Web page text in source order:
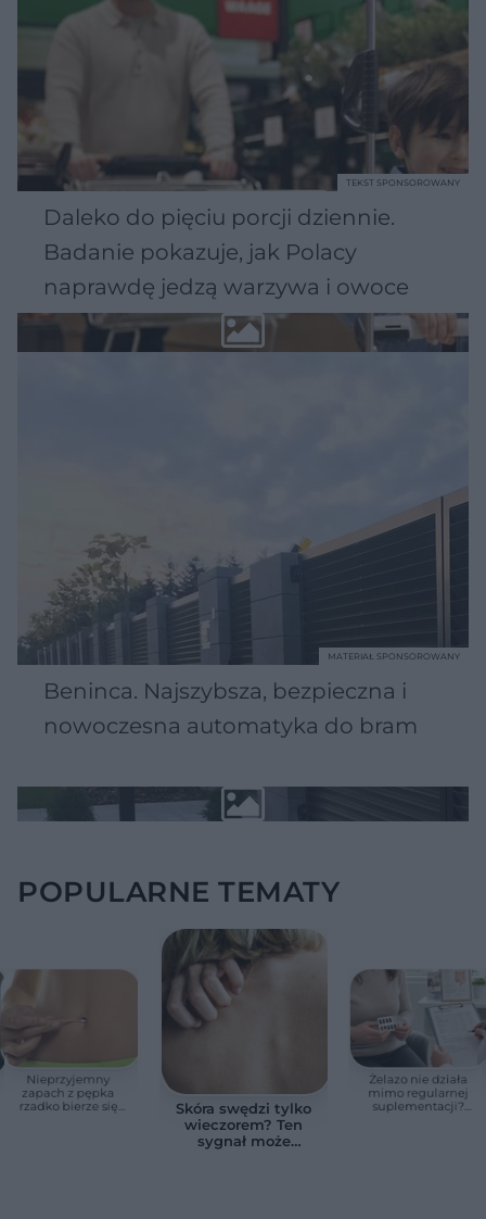
Daleko do pięciu porcji dziennie.
Badanie pokazuje, jak Polacy
naprawdę jedzą warzywa i owoce
TEKST SPONSOROWANY
Beninca. Najszybsza, bezpieczna i
nowoczesna automatyka do bram
MATERIAŁ SPONSOROWANY
POPULARNE TEMATY
Nieprzyjemny
zapach z pępka
rzadko bierze się
Skóra swędzi tylko
wieczorem? Ten
sygnał może
Żelazo nie działa
mimo regularnej
suplementacji?